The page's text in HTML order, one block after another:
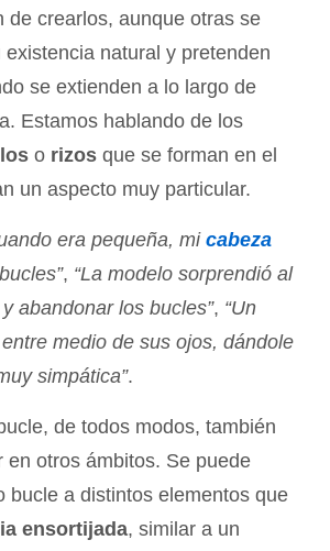
de crearlos, aunque otras se
existencia natural y pretenden
se extienden a lo largo de
Estamos hablando de los
o rizos que se forman en el
un aspecto muy particular.
era pequeña, mi cabeza
, “La modelo sorprendió al
abandonar los bucles”, “Un
medio de sus ojos, dándole
simpática”.
de todos modos, también
en otros ámbitos. Se puede
bucle a distintos elementos que
ensortijada, similar a un